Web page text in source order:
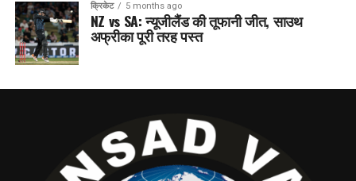
क्रिकेट 5 months ago
NZ vs SA: न्यूजीलैंड की तूफानी जीत, साउथ
अफ्रीका पूरी तरह पस्त